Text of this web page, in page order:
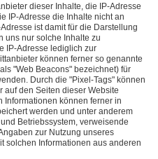
dieser Inhalte, die IP-Adresse
IP-Adresse die Inhalte nicht an
ist damit für die Darstellung
uns nur solche Inhalte zu
IP-Adresse lediglich zur
können ferner so genannte
"Web Beacons" bezeichnet) für
Durch die "Pixel-Tags" können
auf den Seiten dieser Website
Informationen können ferner in
werden und unter anderem
Betriebssystem, verweisende
zur Nutzung unseres
solchen Informationen aus anderen